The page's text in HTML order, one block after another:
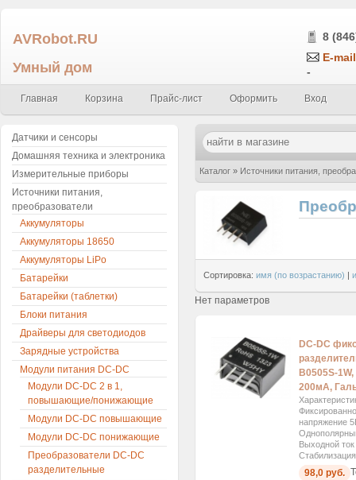
AVRobot.RU
Умный дом
8
E-
-
Главная Корзина Прайс-лист Оформить Вход
Каталог » Источники питания,
Сортировка: имя (по возрастанию)
Нет параметров
DC-DC
B0505S-
200мА,
напряжение
Выходной
98,0 руб.
Датчики и сенсоры
Домашняя техника и электроника
Измерительные приборы
Источники питания,
преобразователи
Аккумуляторы
Аккумуляторы 18650
Аккумуляторы LiPo
Батарейки
Батарейки (таблетки)
Блоки питания
Драйверы для светодиодов
Зарядные устройства
Модули питания DC-DC
Модули DC-DC 2 в 1,
повышающие/понижающие
Модули DC-DC повышающие
Модули DC-DC понижающие
Преобразователи DC-DC
разделительные